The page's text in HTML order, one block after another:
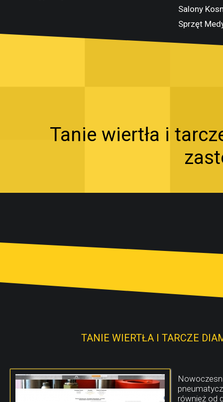
Salony
Sprzęt
Tanie wiertła i
TANIE WIERTŁA I TARCZE
również od